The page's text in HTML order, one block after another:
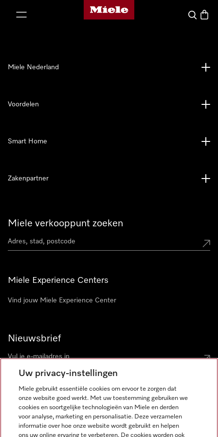
Homepage van Miele
Wat zoek
Miele verkooppunt zoeken
Miele Experience Centers
Vind jouw Miele Experience Center
Nieuwsbrief
Miele Nederland
Voordelen
Smart Home
Zakenpartner
Miele op Instagram
Miele op Facebook
Miele op Youtube
Uw privacy-instellingen
Miele gebruikt essentiële cookies om ervoor te zorgen dat
onze website goed werkt. Met uw toestemming gebruiken we
cookies en soortgelijke technologieën van Miele en derden
voor analyse, marketing en personalisatie. Deze verzamelen
informatie over hoe onze website wordt gebruikt en helpen
ons uw online ervaring te verbeteren. De cookies worden ook